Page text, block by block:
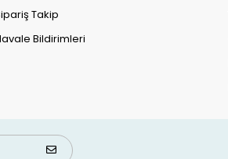
Takip
Bildirimleri